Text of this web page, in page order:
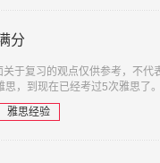
分
于复习的观点仅供参考，不代
，到现在已经考过5次雅思了
雅思经验